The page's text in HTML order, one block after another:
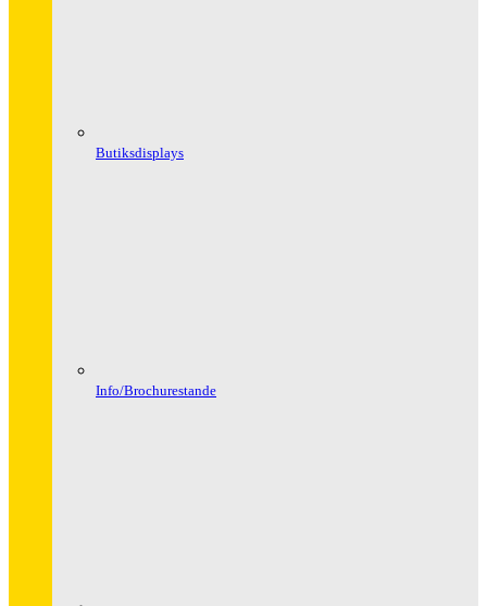
Butiksdisplays
Info/Brochurestande